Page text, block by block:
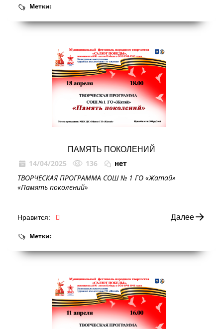
Метки:
ПАМЯТЬ ПОКОЛЕНИЙ
14/04/2025 136
нет
ТВОРЧЕСКАЯ ПРОГРАММА СОШ № 1 ГО «Жатай»
«Память поколений»
Нравится: Далее
Метки: